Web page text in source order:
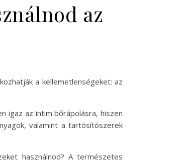
az
a kellemetlenségeket: az
igaz az intim bőrápolásra, hiszen
valamint a tartósítószerek
használnod? A természetes